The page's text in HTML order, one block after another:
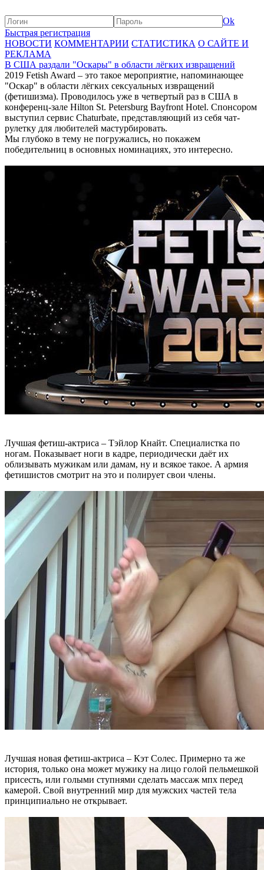
Ok
Быстрая регистрация
НОВОСТИ КОММЕНТАРИИ СТАТИСТИКА О САЙТЕ И
РЕКЛАМА
В США раздали "Оскары" в области лёгких извращений
2019 Fetish Award – это такое мероприятие, напоминающее
"Оскар" в области лёгких сексуальных извращений
(фетишизма). Проводилось уже в четвертый раз в США в
конференц-зале Hilton St. Petersburg Bayfront Hotel. Спонсором
выступил сервис Chaturbate, представляющий из себя чат-
рулетку для любителей мастурбировать.
Мы глубоко в тему не погружались, но покажем
победительниц в основных номинациях, это интересно.
Лучшая фетиш-актриса – Тэйлор Кнайт. Специалистка по
ногам. Показывает ноги в кадре, периодически даёт их
облизывать мужикам или дамам, ну и всякое такое. А армия
фетишистов смотрит на это и полирует свои члены.
Лучшая новая фетиш-актриса – Кэт Солес. Примерно та же
история, только она может мужику на лицо голой пельмешкой
присесть, или голыми ступнями сделать массаж мпх перед
камерой. Свой внутренний мир для мужских частей тела
принципиально не открывает.